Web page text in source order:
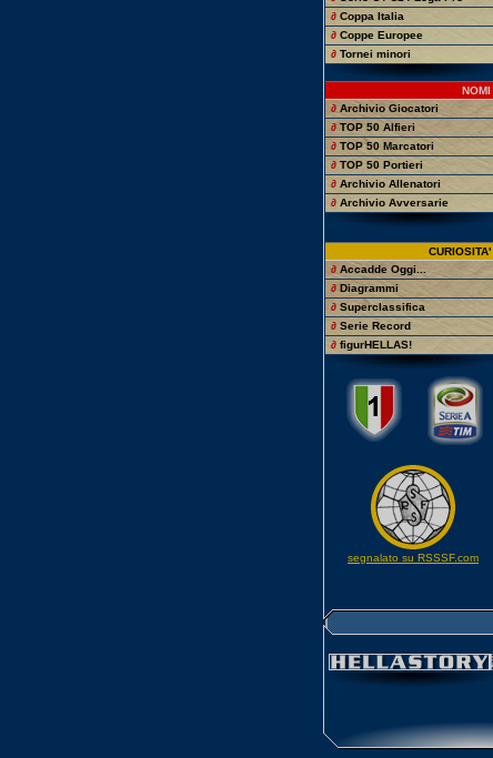
∂ Coppa Italia
∂ Coppe Europee
∂ Tornei minori
NOMI
∂ Archivio Giocatori
∂ TOP 50 Alfieri
∂ TOP 50 Marcatori
∂ TOP 50 Portieri
∂ Archivio Allenatori
∂ Archivio Avversarie
CURIOSITA'
∂ Accadde Oggi...
∂ Diagrammi
∂ Superclassifica
∂ Serie Record
∂ figurHELLAS!
segnalato su RSSSF.com